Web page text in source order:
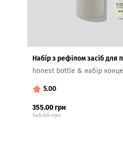
Набір з рефілом засіб для
honest bottle & набір
5.00
545.00 грн
355.00 грн